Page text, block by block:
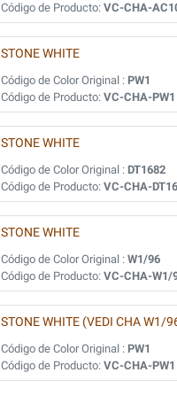
Código de Producto: VC-CHA-
STONE WHITE
Código de Color Original : PW1
Código de Producto: VC-CHA-PW1
STONE WHITE
Código de Color Original : DT1682
Código de Producto: VC-CHA-
STONE WHITE
Código de Color Original : W1/96
Código de Producto: VC-CHA-W1/
STONE WHITE (VEDI CHA W1/
Código de Color Original : PW1
Código de Producto: VC-CHA-PW1